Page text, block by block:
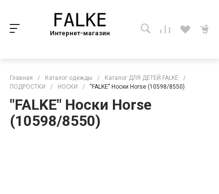
Интернет-магазин
Главная / Каталог одежды / Каталог ДЛЯ ДЕТЕЙ FALKE
/
ПОДРОСТКИ
/ НОСКИ / "FALKE" Носки Horse (10598/8550)
"FALKE" Носки Horse
(10598/8550)